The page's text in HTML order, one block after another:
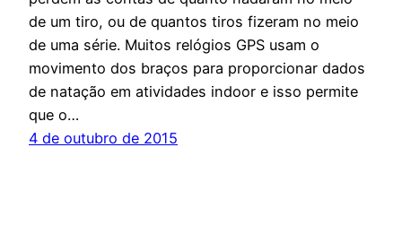
de um tiro, ou de quantos tiros fizeram no meio
de uma série. Muitos relógios GPS usam o
movimento dos braços para proporcionar dados
de natação em atividades indoor e isso permite
que o…
4 de outubro de 2015